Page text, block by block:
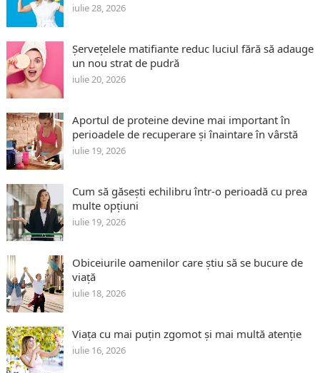
iulie 28, 2026
Șervețelele matifiante reduc luciul fără să adauge
un nou strat de pudră
iulie 20, 2026
Aportul de proteine devine mai important în
perioadele de recuperare și înaintare în vârstă
iulie 19, 2026
Cum să găsești echilibru într-o perioadă cu prea
multe opțiuni
iulie 19, 2026
Obiceiurile oamenilor care știu să se bucure de
viață
iulie 18, 2026
Viața cu mai puțin zgomot și mai multă atenție
iulie 16, 2026